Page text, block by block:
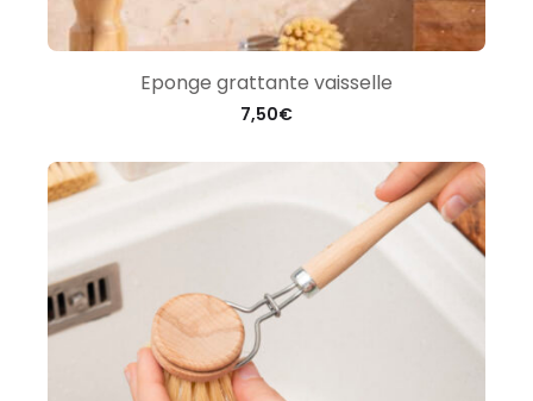
Eponge grattante vaisselle
7,50€